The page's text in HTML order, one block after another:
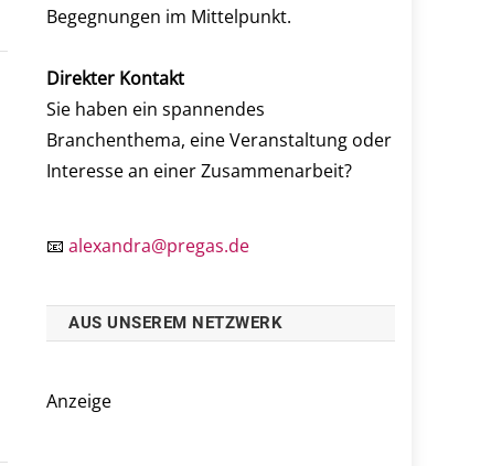
Begegnungen im Mittelpunkt.
Direkter Kontakt
Sie haben ein spannendes
Branchenthema, eine Veranstaltung oder
Interesse an einer Zusammenarbeit?
📧alexandra@pregas.de
AUS UNSEREM NETZWERK
Anzeige